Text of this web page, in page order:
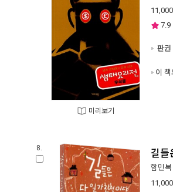
미리보기
11,000
7.9
판권
이
8. 길들
함민복
11,000